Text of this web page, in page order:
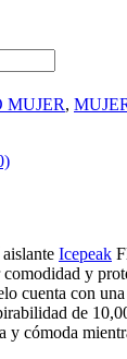
MUJER,
Icepeak
comodidad y
cuenta con
de
y cómoda